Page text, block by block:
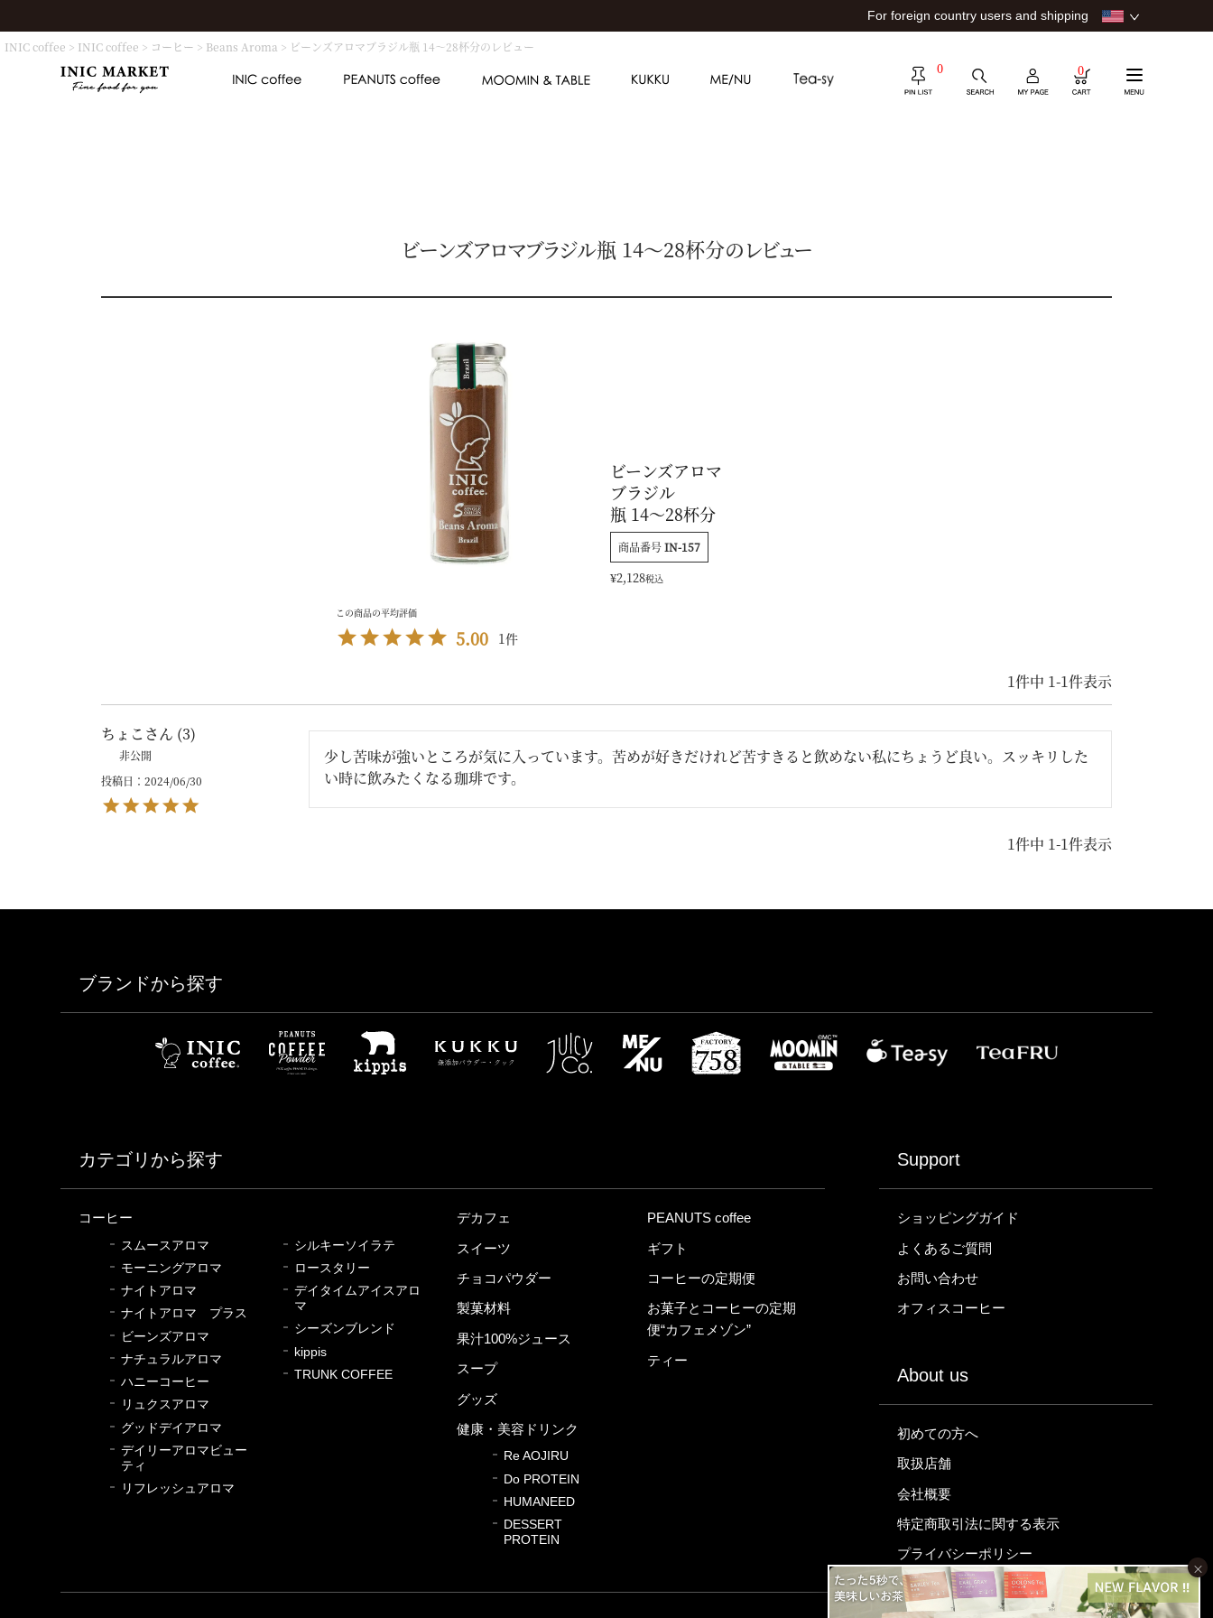
×
For foreign country users and shipping
0 0
INIC coffee INIC coffee コーヒー Beans Aroma ビーンズアロマブラジル瓶 14～28杯分のレビュー
ビーンズアロマブラジル瓶 14～28杯分のレビュー
ビーンズアロマ
ブラジル
瓶 14～28杯分
商品番号IN-157
¥2,128税込
5.00 1
1件中 1-1件表示
ちょこ 3
非公開
投稿日
2024/06/30
少し苦味が強いところが気に入っています。苦めが好きだけれど苦すきると飲めない私にちょうど良い。スッキリした
い時に飲みたくなる珈琲です。
1件中 1-1件表示
ブランドから探す
カテゴリから探す
コーヒー
スムースアロマ
モーニングアロマ
ナイトアロマ
ナイトアロマ プラス
ビーンズアロマ
ナチュラルアロマ
ハニーコーヒー
リュクスアロマ
グッドデイアロマ
デイリーアロマビュー
ティ
リフレッシュアロマ
シルキーソイラテ
ロースタリー
デイタイムアイスアロ
マ
シーズンブレンド
kippis
TRUNK COFFEE
デカフェ
スイーツ
チョコパウダー
製菓材料
果汁100%ジュース
スープ
グッズ
健康・美容ドリンク
Re AOJIRU
Do PROTEIN
HUMANEED
DESSERT
PROTEIN
PEANUTS coffee
ギフト
コーヒーの定期便
お菓子とコーヒーの定期
便“カフェメゾン”
ティー
Support
ショッピングガイド
よくあるご質問
お問い合わせ
オフィスコーヒー
About us
初めての方へ
取扱店舗
会社概要
特定商取引法に関する表示
プライバシーポリシー